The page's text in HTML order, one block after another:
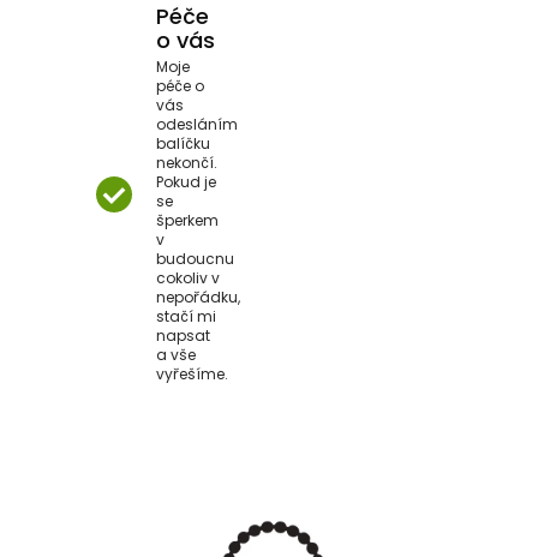
Péče
o vás
Moje
péče o
vás
odesláním
balíčku
nekončí.
Pokud je
se
šperkem
v
budoucnu
cokoliv v
nepořádku,
stačí mi
napsat
a vše
vyřešíme.